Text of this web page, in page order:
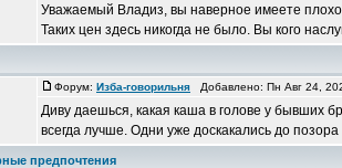
Уважаемый Владиз, вы наверное имеете
Таких цен здесь никогда не было. Вы кого
Форум: Изба-говорильня Добавлено: Пн Авг 24,
Диву даешься, какая каша в голове у бывших
всегда лучше. Одни уже доскакались до
предпочтения